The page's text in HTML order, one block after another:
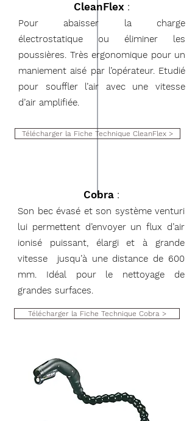
CleanFlex :
Pour abaisser la charge
électrostatique ou éliminer les
poussières. Très ergonomique pour un
maniement aisé par l’opérateur. Etudié
pour souffler l’air avec une vitesse
d’air amplifiée.
Télécharger la Fiche Technique CleanFlex >
Cobra:
Son bec évasé et son système venturi
lui permettent d’envoyer un flux d’air
ionisé puissant, élargi et à grande
vitesse jusqu’à une distance de 600
mm. Idéal pour le nettoyage de
grandes surfaces.
Télécharger la Fiche Technique Cobra >